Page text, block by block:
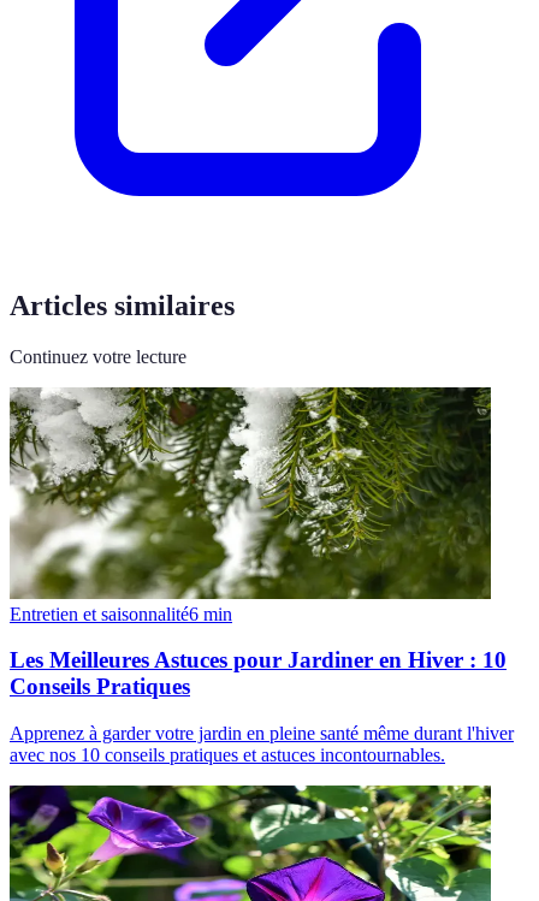
Articles similaires
Continuez votre lecture
Entretien et saisonnalité6 min
Les Meilleures Astuces pour Jardiner en Hiver : 10
Conseils Pratiques
Apprenez à garder votre jardin en pleine santé même durant l'hiver
avec nos 10 conseils pratiques et astuces incontournables.